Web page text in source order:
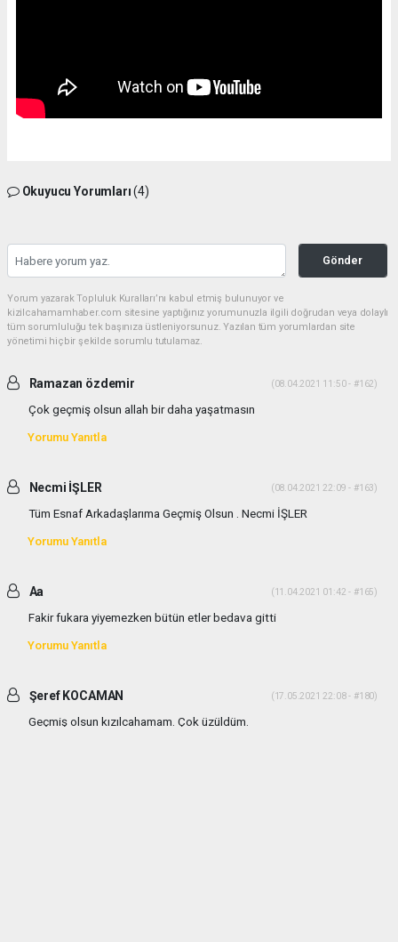
Okuyucu Yorumları(4)
Gönder
Yorum yazarak Topluluk Kuralları’nı kabul etmiş bulunuyor ve
kizilcahamamhaber.com sitesine yaptığınız yorumunuzla ilgili doğrudan veya dolaylı
tüm sorumluluğu tek başınıza üstleniyorsunuz. Yazılan tüm yorumlardan site
yönetimi hiçbir şekilde sorumlu tutulamaz.
Ramazan özdemir (08.04.2021 11:50 - #162)
Çok geçmiş olsun allah bir daha yaşatmasın
Yorumu Yanıtla
Necmi İŞLER (08.04.2021 22:09 - #163)
Tüm Esnaf Arkadaşlarıma Geçmiş Olsun . Necmi İŞLER
Yorumu Yanıtla
Aa (11.04.2021 01:42 - #165)
Fakir fukara yiyemezken bütün etler bedava gitti
Yorumu Yanıtla
Şeref KOCAMAN (17.05.2021 22:08 - #180)
Geçmiş olsun kızılcahamam. Çok üzüldüm.